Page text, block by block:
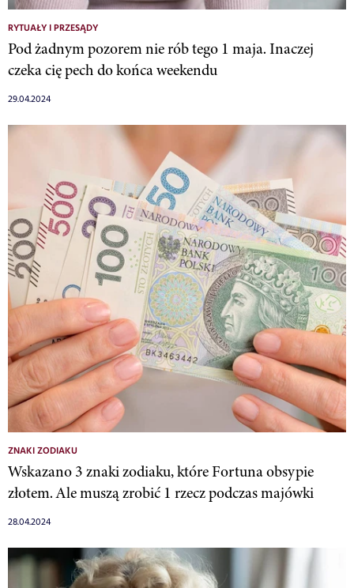
RYTUAŁY I PRZESĄDY
Pod żadnym pozorem nie rób tego 1 maja. Inaczej
czeka cię pech do końca weekendu
29.04.2024
ZNAKI ZODIAKU
Wskazano 3 znaki zodiaku, które Fortuna obsypie
złotem. Ale muszą zrobić 1 rzecz podczas majówki
28.04.2024